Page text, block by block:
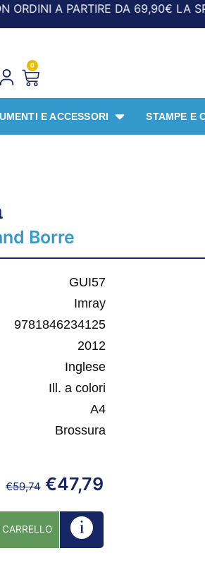
PARTIRE DA 69,90€ LA
0
E ACCESSORI STAMPE E
Borre
GUI57
Imray
9781846234125
2012
Inglese
Ill. a colori
A4
Brossura
€59,74 €47,79